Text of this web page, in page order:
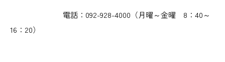
電話：092-928-4000（月曜～金曜 8：40～
16：20）